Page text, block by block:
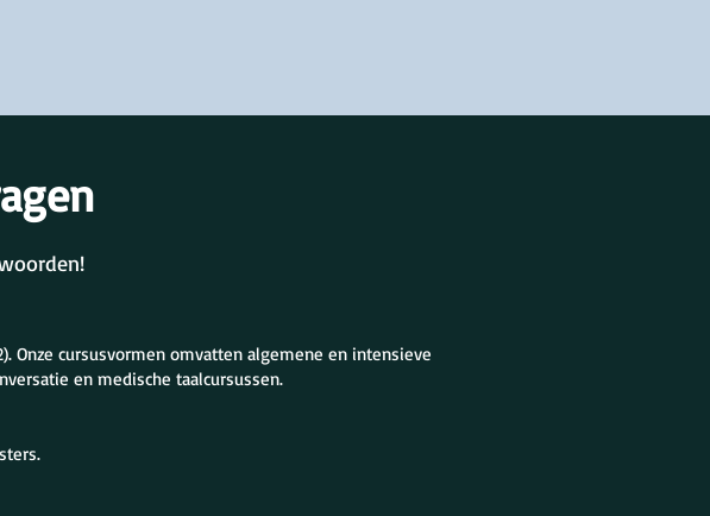
Onze cursusvormen omvatten algemene en intensieve
en medische taalcursussen.